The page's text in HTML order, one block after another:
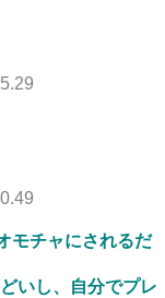
モチャにされるだ
いし、自分でプレ